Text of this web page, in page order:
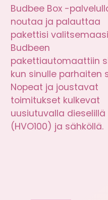
Budbee Box -
noutaa ja palauttaa
pakettisi valitsemaasi
Budbeen
pakettiautomaattiin
kun sinulle parhaiten
Nopeat ja joustavat
toimitukset kulkevat
uusiutuvalla dieselillä
(HVO100) ja sähköllä.